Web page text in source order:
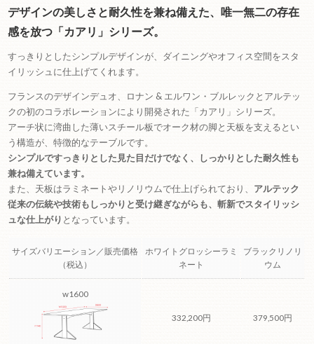
デザインの美しさと耐久性を兼ね備えた、唯一無二の存在
感を放つ「カアリ」シリーズ。
すっきりとしたシンプルデザインが、ダイニングやオフィス空間をスタ
イリッシュに仕上げてくれます。
フランスのデザインデュオ、ロナン & エルワン・ブルレックとアルテッ
クの初のコラボレーションにより開発された「カアリ」シリーズ。
アーチ状に湾曲した薄いスチール板でオーク材の脚と天板を支えるとい
う構造が、特徴的なテーブルです。
シンプルですっきりとした見た目だけでなく、しっかりとした耐久性も
兼ね備えています。
また、天板はラミネートやリノリウムで仕上げられており、 アルテック
従来の伝統や技術もしっかりと受け継ぎながらも、斬新でスタイリッシ
ュな仕上がり となっています。
サイズバリエーション／販売価格
（税込）
ホワイトグロッシーラミ
ネート
ブラックリノリ
ウム
w1600
332,200円 379,500円